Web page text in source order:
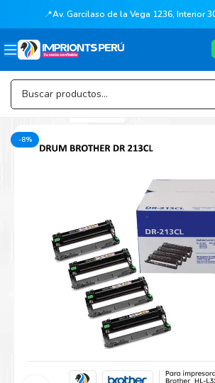
📍Av. Garcilaso de la Vega 1236, Interior
-8%